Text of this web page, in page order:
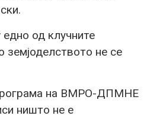
едно од клучните
не се
на ВМРО-ДПМНЕ
ништо не е